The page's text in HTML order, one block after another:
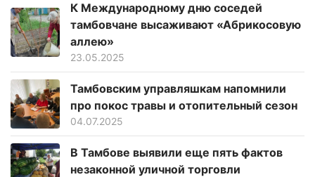
К Международному дню соседей
тамбовчане высаживают «Абрикосовую
аллею»
23.05.2025
Тамбовским управляшкам напомнили
про покос травы и отопительный сезон
04.07.2025
В Тамбове выявили еще пять фактов
незаконной уличной торговли